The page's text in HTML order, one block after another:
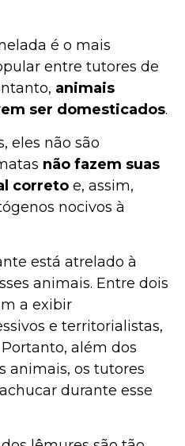
é o mais
entre tutores de
animais
ser domesticados.
eles não são
não fazem suas
correto e, assim,
nocivos à
está atrelado à
animais. Entre dois
a exibir
e territorialistas,
além dos
animais, os tutores
durante esse